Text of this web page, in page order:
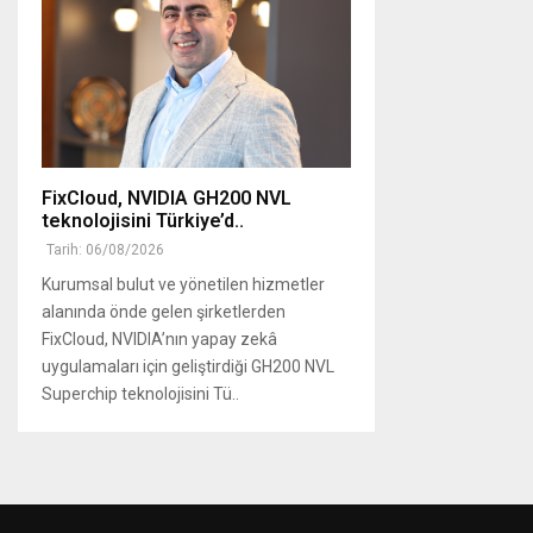
FixCloud, NVIDIA GH200 NVL
teknolojisini Türkiye’d..
Tarih: 06/08/2026
Kurumsal bulut ve yönetilen hizmetler
alanında önde gelen şirketlerden
FixCloud, NVIDIA’nın yapay zekâ
uygulamaları için geliştirdiği GH200 NVL
Superchip teknolojisini Tü..